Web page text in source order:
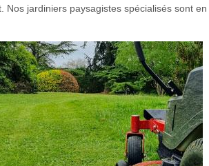
jardiniers paysagistes spécialisés sont en